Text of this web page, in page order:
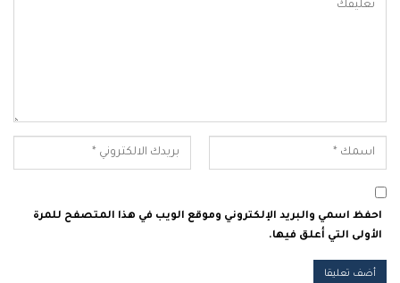
احفظ اسمي والبريد الإلكتروني وموقع الويب في هذا المتصفح للمرة
الأولى التي أعلق فيها.